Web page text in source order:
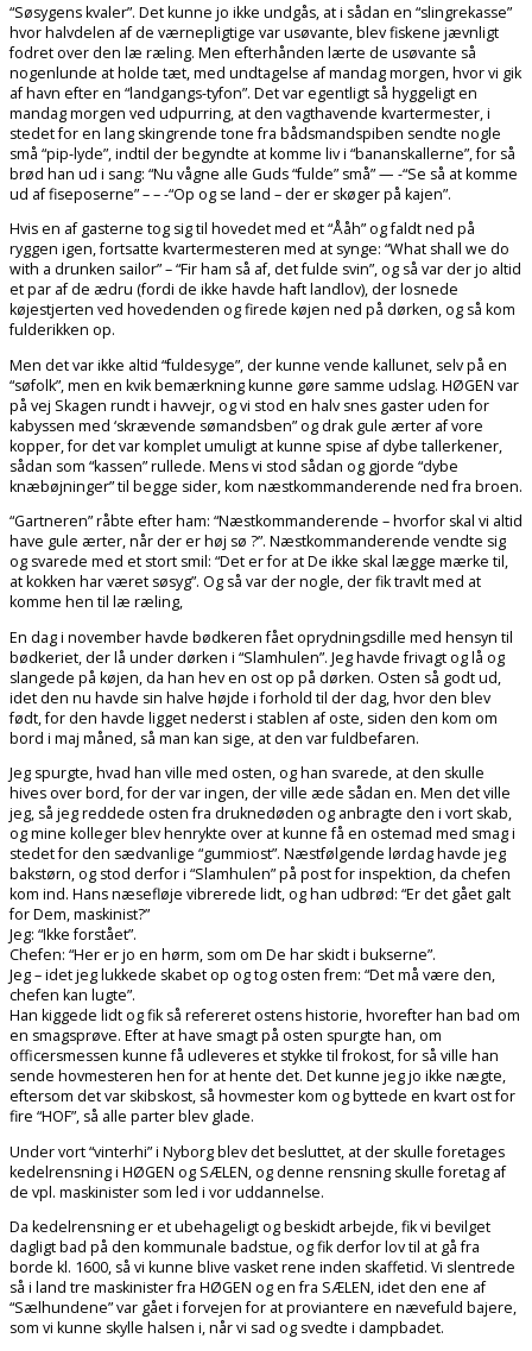
“Søsygens kvaler”. Det kunne jo ikke undgås, at i sådan en “slingrekasse”
hvor halvdelen af de værnepligtige var usøvante, blev fiskene jævnligt
fodret over den læ ræling. Men efterhånden lærte de usøvante så
nogenlunde at holde tæt, med undtagelse af mandag morgen, hvor vi gik
af havn efter en “landgangs-tyfon”. Det var egentligt så hyggeligt en
mandag morgen ved udpurring, at den vagthavende kvartermester, i
stedet for en lang skingrende tone fra bådsmandspiben sendte nogle
små “pip-lyde”, indtil der begyndte at komme liv i “bananskallerne”, for så
brød han ud i sang: “Nu vågne alle Guds “fulde” små” — -“Se så at komme
ud af fiseposerne” – – -“Op og se land – der er skøger på kajen”.
Hvis en af gasterne tog sig til hovedet med et “Ååh” og faldt ned på
ryggen igen, fortsatte kvartermesteren med at synge: “What shall we do
with a drunken sailor” – “Fir ham så af, det fulde svin”, og så var der jo altid
et par af de ædru (fordi de ikke havde haft landlov), der losnede
køjestjerten ved hovedenden og firede køjen ned på dørken, og så kom
fulderikken op.
Men det var ikke altid “fuldesyge”, der kunne vende kallunet, selv på en
“søfolk”, men en kvik bemærkning kunne gøre samme udslag. HØGEN var
på vej Skagen rundt i havvejr, og vi stod en halv snes gaster uden for
kabyssen med ‘skrævende sømandsben” og drak gule ærter af vore
kopper, for det var komplet umuligt at kunne spise af dybe tallerkener,
sådan som “kassen” rullede. Mens vi stod sådan og gjorde “dybe
knæbøjninger” til begge sider, kom næstkommanderende ned fra broen.
“Gartneren” råbte efter ham: “Næstkommanderende – hvorfor skal vi altid
have gule ærter, når der er høj sø ?”. Næstkommanderende vendte sig
og svarede med et stort smil: “Det er for at De ikke skal lægge mærke til,
at kokken har været søsyg”. Og så var der nogle, der fik travlt med at
komme hen til læ ræling,
En dag i november havde bødkeren fået oprydningsdille med hensyn til
bødkeriet, der lå under dørken i “Slamhulen”. Jeg havde frivagt og lå og
slangede på køjen, da han hev en ost op på dørken. Osten så godt ud,
idet den nu havde sin halve højde i forhold til der dag, hvor den blev
født, for den havde ligget nederst i stablen af oste, siden den kom om
bord i maj måned, så man kan sige, at den var fuldbefaren.
Jeg spurgte, hvad han ville med osten, og han svarede, at den skulle
hives over bord, for der var ingen, der ville æde sådan en. Men det ville
jeg, så jeg reddede osten fra druknedøden og anbragte den i vort skab,
og mine kolleger blev henrykte over at kunne få en ostemad med smag i
stedet for den sædvanlige “gummiost”. Næstfølgende lørdag havde jeg
bakstørn, og stod derfor i “Slamhulen” på post for inspektion, da chefen
kom ind. Hans næsefløje vibrerede lidt, og han udbrød: “Er det gået galt
for Dem, maskinist?”
Jeg: “Ikke forstået”.
Chefen: “Her er jo en hørm, som om De har skidt i bukserne”.
Jeg – idet jeg lukkede skabet op og tog osten frem: “Det må være den,
chefen kan lugte”.
Han kiggede lidt og fik så refereret ostens historie, hvorefter han bad om
en smagsprøve. Efter at have smagt på osten spurgte han, om
officersmessen kunne få udleveres et stykke til frokost, for så ville han
sende hovmesteren hen for at hente det. Det kunne jeg jo ikke nægte,
eftersom det var skibskost, så hovmester kom og byttede en kvart ost for
fire “HOF”, så alle parter blev glade.
Under vort “vinterhi” i Nyborg blev det besluttet, at der skulle foretages
kedelrensning i HØGEN og SÆLEN, og denne rensning skulle foretag af
de vpl. maskinister som led i vor uddannelse.
Da kedelrensning er et ubehageligt og beskidt arbejde, fik vi bevilget
dagligt bad på den kommunale badstue, og fik derfor lov til at gå fra
borde kl. 1600, så vi kunne blive vasket rene inden skaffetid. Vi slentrede
så i land tre maskinister fra HØGEN og en fra SÆLEN, idet den ene af
“Sælhundene” var gået i forvejen for at proviantere en nævefuld bajere,
som vi kunne skylle halsen i, når vi sad og svedte i dampbadet.